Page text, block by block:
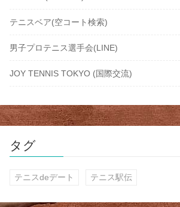
テニスベア(空コート検索)
男子プロテニス選手会(LINE)
JOY TENNIS TOKYO (国際交流)
タグ
テニスdeデート テニス駅伝